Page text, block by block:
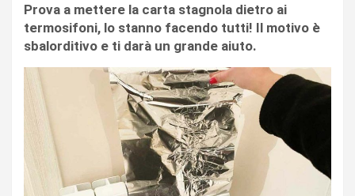
Prova a mettere la carta stagnola dietro ai
termosifoni, lo stanno facendo tutti! Il motivo è
sbalorditivo e ti darà un grande aiuto.